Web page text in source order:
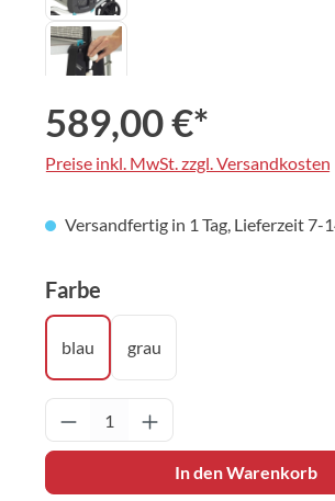
589,00 €*
Preise inkl. MwSt. zzgl. Versandkosten
Versandfertig in 1 Tag, Lieferzeit 7-
Farbe
blau grau
Produkt Anzahl: Gib den
In den Warenkorb